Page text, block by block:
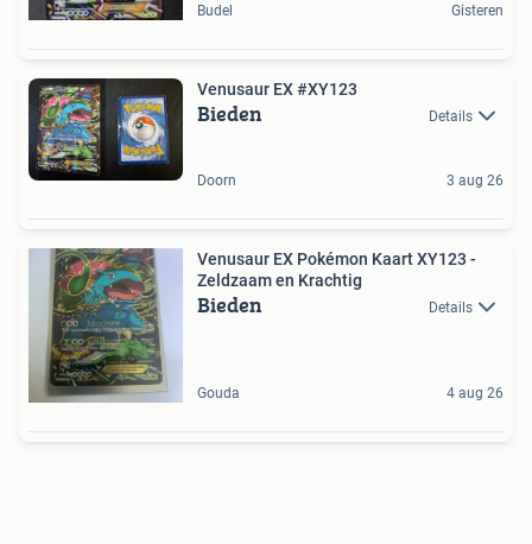
Budel Gisteren
Venusaur EX #XY123
Bieden Details
Doorn 3 aug 26
Venusaur EX Pokémon Kaart XY123 -
Zeldzaam en Krachtig
Bieden Details
Gouda 4 aug 26